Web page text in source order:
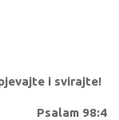
i svirajte!
Psalam 98:4